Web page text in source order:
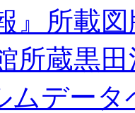
』所載
所蔵黒
ムデータ